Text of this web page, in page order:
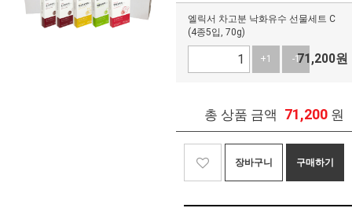
엘릭서 차고분 낙화유수 선물세트 C
(4종5입, 70g)
+1 -171,200원
총 상품 금액 71,200 원
장바구니 구매하기